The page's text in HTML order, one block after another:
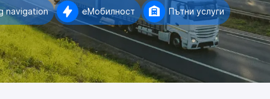
navigation еМобилност Пътни услуги